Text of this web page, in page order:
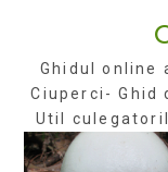
Ghidul online
Ciuperci- Ghid
Util